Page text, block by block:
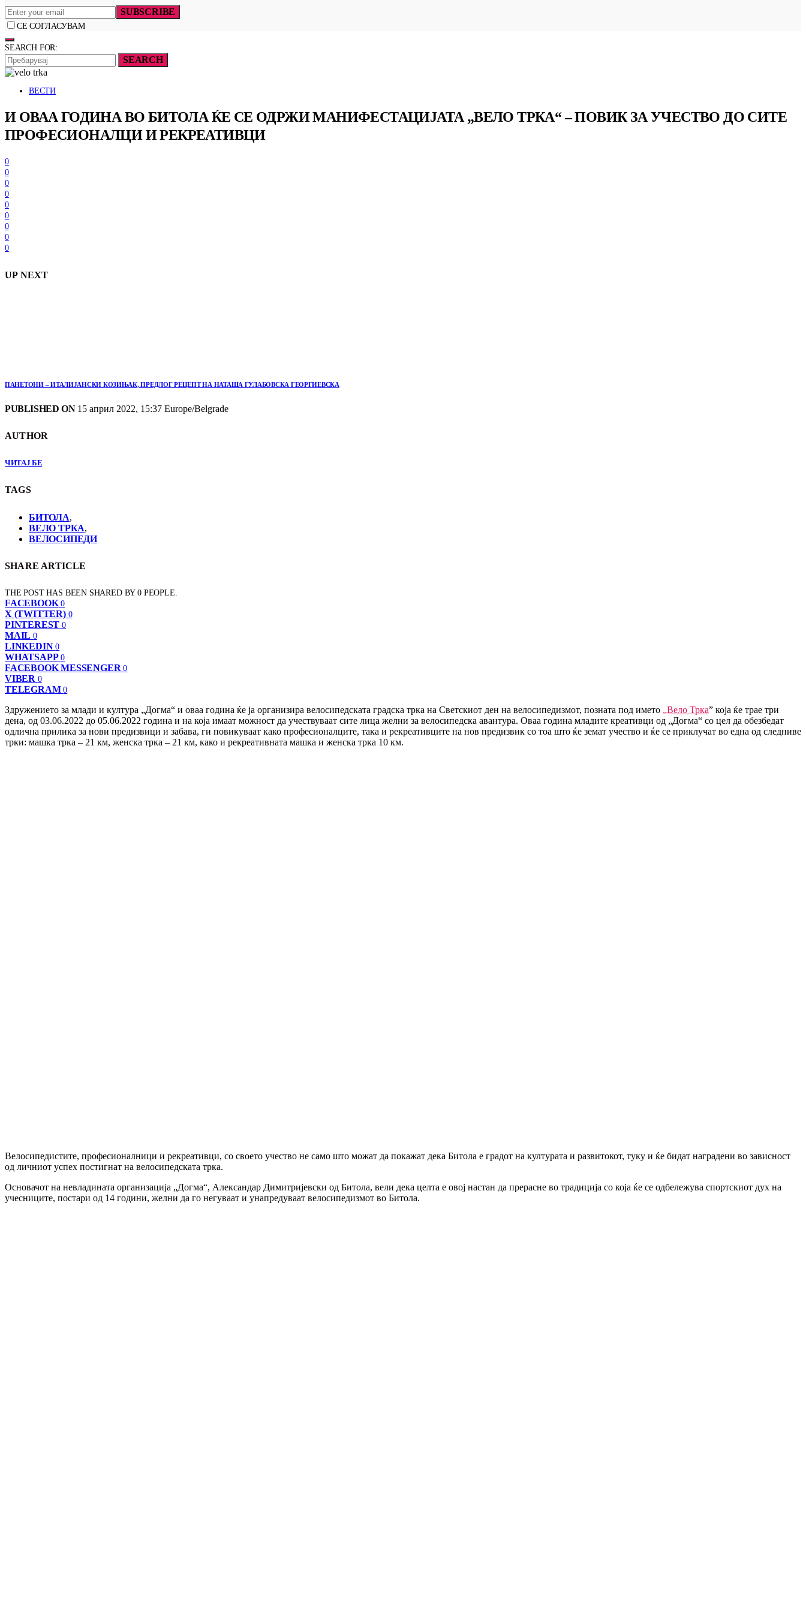
SUBSCRIBE
СЕ СОГЛАСУВАМ
SEARCH FOR:
SEARCH
ВЕСТИ
И ОВАА ГОДИНА ВО БИТОЛА ЌЕ СЕ ОДРЖИ МАНИФЕСТАЦИЈАТА „ВЕЛО ТРКА“ – ПОВИК ЗА УЧЕСТВО ДО СИТЕ
ПРОФЕСИОНАЛЦИ И РЕКРЕАТИВЦИ
0
0
0
0
0
0
0
0
0
UP NEXT
ПАНЕТОНИ – ИТАЛИЈАНСКИ КОЗИЊАК, ПРЕДЛОГ РЕЦЕПТ НА НАТАША ГУЛАБОВСКА ГЕОРГИЕВСКА
PUBLISHED ON15 април 2022, 15:37 Europe/Belgrade
AUTHOR
ЧИТАЈ БЕ
TAGS
БИТОЛА,
ВЕЛО ТРКА,
ВЕЛОСИПЕДИ
SHARE ARTICLE
THE POST HAS BEEN SHARED BY0 PEOPLE.
FACEBOOK 0
X (TWITTER) 0
PINTEREST 0
MAIL 0
LINKEDIN 0
WHATSAPP 0
FACEBOOK MESSENGER 0
VIBER 0
TELEGRAM 0
Здружението за млади и култура „Догма“ и оваа година ќе ја организира велосипедската градска трка на Светскиот ден на велосипедизмот, позната под името „Вело Трка” која ќе трае три
дена, од 03.06.2022 до 05.06.2022 година и на која имаaт можност да учествуваат сите лица желни за велосипедска авантура. Оваа година младите креативци од „Догма“ со цел да обезбедат
одлична прилика за нови предизвици и забава, ги повикуваат како професионалците, така и рекреативците на нов предизвик со тоа што ќе земат учество и ќе се приклучат во една од следниве
трки: машка трка – 21 км, женска трка – 21 км, како и рекреативната машка и женска трка 10 км.
Велосипедистите, професионалници и рекреативци, со своето учество не само што можат да покажат дека Битола е градот на културата и развитокот, туку и ќе бидат наградени во зависност
од личниот успех постигнат на велосипедската трка.
Основачот на невладината организација „Догма“, Александар Димитријевски од Битола, вели дека целта е овој настан да прерасне во традиција со која ќе се одбележува спортскиот дух на
учесниците, постари од 14 години, желни да го негуваат и унапредуваат велосипедизмот во Битола.